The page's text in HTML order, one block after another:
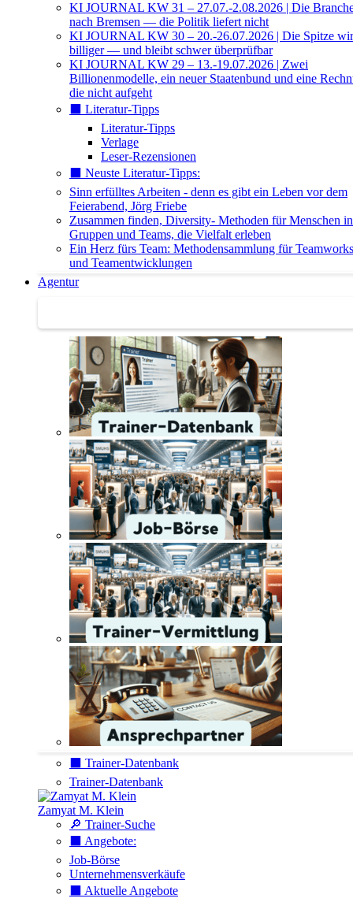
KI JOURNAL KW 31 – 27.07.-2.08.2026 | Die
nach Bremsen — die Politik liefert nicht
KI JOURNAL KW 30 – 20.-26.07.2026 | Die Spitze
billiger — und bleibt schwer überprüfbar
KI JOURNAL KW 29 – 13.-19.07.2026 | Zwei
Billionenmodelle, ein neuer Staatenbund und eine
die nicht aufgeht
⬛️ Literatur-Tipps
Literatur-Tipps
Verlage
Leser-Rezensionen
⬛️ Neuste Literatur-Tipps:
Sinn erfülltes Arbeiten - denn es gibt ein Leben vor dem
Feierabend, Jörg Friebe
Zusammen finden, Diversity- Methoden für Menschen in
Gruppen und Teams, die Vielfalt erleben
Ein Herz fürs Team: Methodensammlung für
und Teamentwicklungen
Agentur
⬛️ Trainer-Datenbank
Trainer-Datenbank
Zamyat M. Klein
🔎 Trainer-Suche
⬛️ Angebote:
Job-Börse
Unternehmensverkäufe
⬛️ Aktuelle Angebote